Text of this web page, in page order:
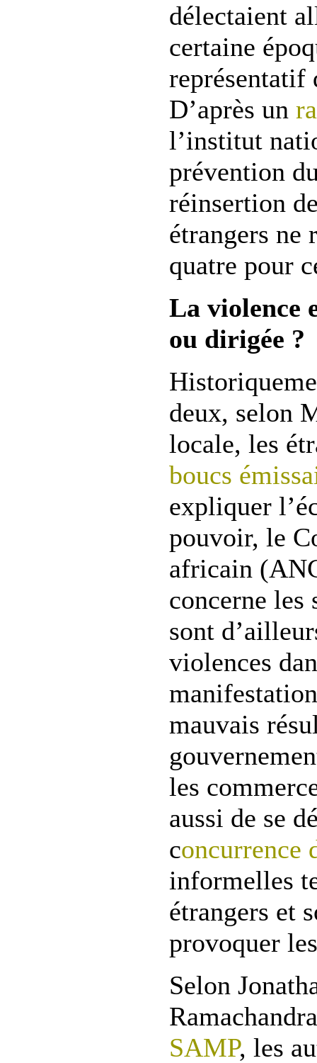
délectaient
certaine
représentatif
D’après un
l’institut
prévention
réinsertion
étrangers ne
quatre pour
La violence
ou dirigée ?
deux, selon
locale, les
boucs
expliquer
pouvoir, le
africain
concerne
sont
violences
mauvais
les
aussi de se
concurrence
informelles
étrangers et
provoquer
Selon
SAMP, les